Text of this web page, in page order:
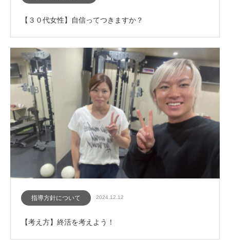
【３０代女性】自信ってつきますか？
指導方針について 2024.12.12
【考え方】終活を考えよう！